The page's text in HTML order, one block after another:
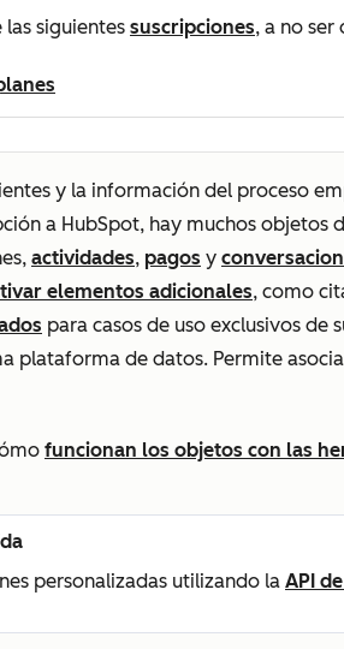
siguientes suscripciones, a no ser
y la información del proceso
a HubSpot, hay muchos objetos
actividades, pagos y
elementos adicionales, como
para casos de uso exclusivos de
plataforma de datos. Permite
funcionan los objetos con las
personalizadas utilizando la API